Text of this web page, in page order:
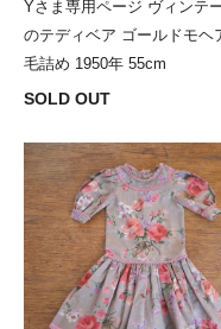
Yさま専用ページ ヴィンテ
のテディベア ゴールドモヘ
毛詰め 1950年 55cm
SOLD OUT